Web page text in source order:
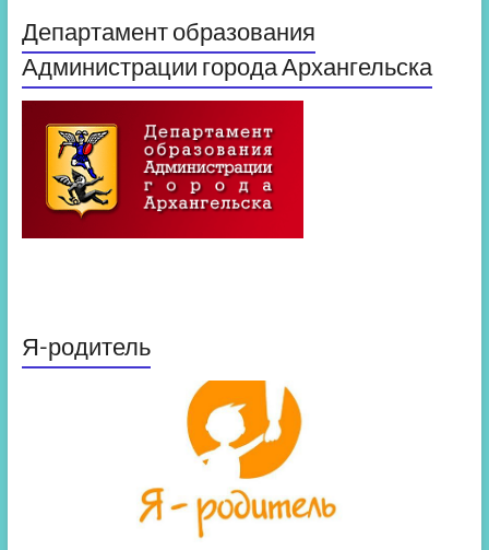
Департамент образования
Администрации города Архангельска
Я-родитель